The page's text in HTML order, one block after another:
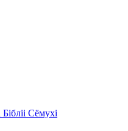
Сёмухі